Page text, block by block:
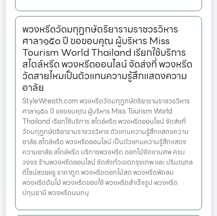
พวงหรีดวัดมกุฏกษัตริยารามราชวรวิหาร
ศาลา๑๕๐ ปี ขอขอบคุณ ผู้บริหาร Miss
Tourism World Thailand เรียกใช้บริการ
สไตล์หรีด พวงหรีดออนไลน์ จัดส่งที่ พวงหรีด
วัดสายไหมเป็นตัวแทนความรู้สึกแสดงความ
อาลัย
StyleWreath.com พวงหรีดวัดมกุฏกษัตริยารามราชวรวิหาร
ศาลา๑๕๐ ปี ขอขอบคุณ ผู้บริหาร Miss Tourism World
Thailand เรียกใช้บริการ สไตล์หรีด พวงหรีดออนไลน์ จัดส่งที่
วัดมกุฏกษัตริยารามราชวรวิหาร ตัวแทนความรู้สึกแสดงความ
อาลัย สไตล์หรีด พวงหรีดออนไลน์ เป็นตัวแทนความรู้สึกแสดง
ความอาลัย สไตล์หรีด บริการพวงหรีด ดอกไม้จัดงานศพ ครบ
วงจร ร้านพวงหรีดออนไลน์ จัดส่งทั่วเขตกรุงเทพ และ ปริมณฑล
ดีไซน์สวยหรู ราคาถูก พวงหรีดดอกไม้สด พวงหรีดพัดลม
พวงหรีดต้นไม้ พวงหรีดของใช้ พวงหรีดสำเร็จรูป พวงหรีด
ปทุมธานี พวงหรีดนนทบุ